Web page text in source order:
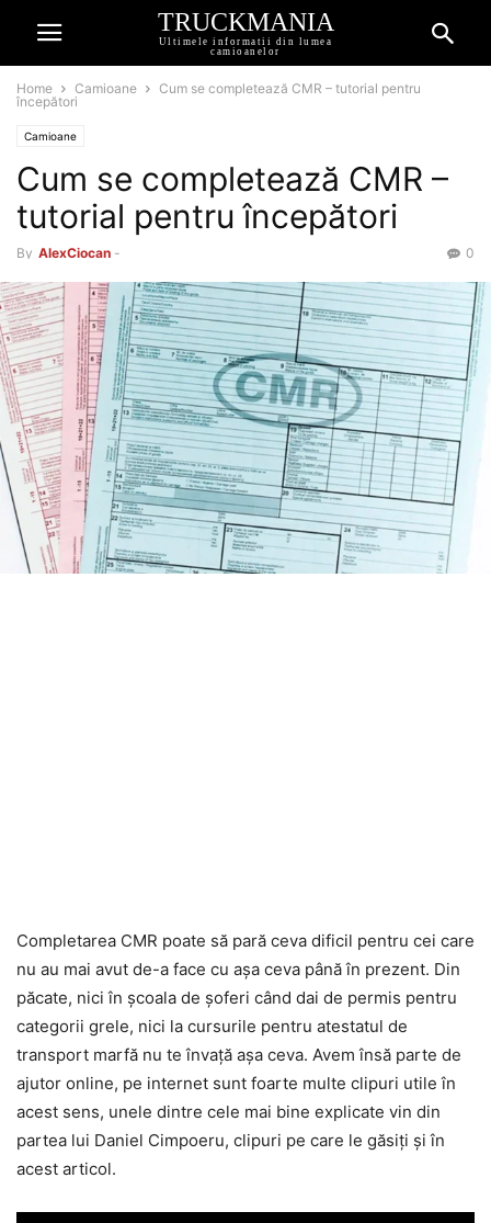
TRUCKMANIA
Ultimele informatii din lumea
camioanelor
Home Camioane
Cum se completează CMR – tutorial pentru
începători
Camioane
Cum se completează CMR –
tutorial pentru începători
By AlexCiocan - 0
Completarea CMR poate să pară ceva dificil pentru cei care
nu au mai avut de-a face cu așa ceva până în prezent. Din
păcate, nici în școala de șoferi când dai de permis pentru
categorii grele, nici la cursurile pentru atestatul de
transport marfă nu te învață așa ceva. Avem însă parte de
ajutor online, pe internet sunt foarte multe clipuri utile în
acest sens, unele dintre cele mai bine explicate vin din
partea lui Daniel Cimpoeru, clipuri pe care le găsiți și în
acest articol.